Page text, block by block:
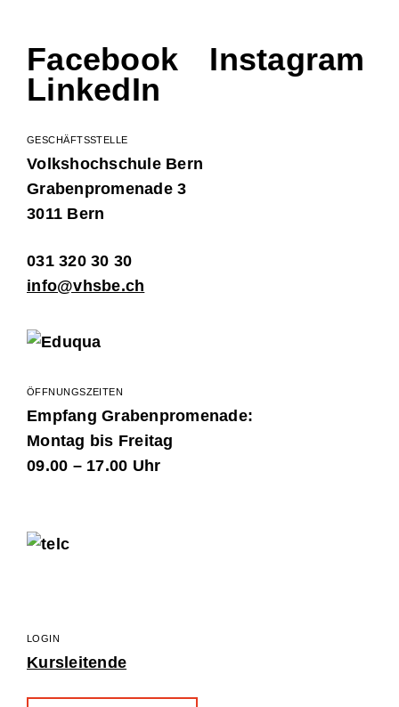
GESCHÄFTSSTELLE
Volkshochschule Bern
Grabenpromenade 3
3011 Bern
031 320 30 30
info@vhsbe.ch
ÖFFNUNGSZEITEN
Empfang Grabenpromenade:
Montag bis Freitag
09.00 – 17.00 Uhr
LOGIN
Kursleitende
Facebook
Instagram
LinkedIn